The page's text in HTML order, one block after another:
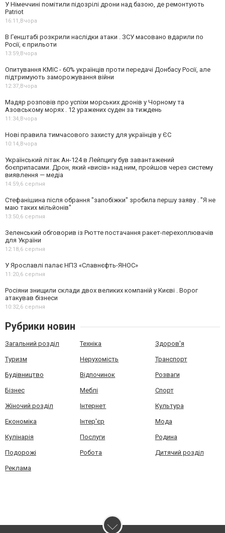
У Німеччині помітили підозрілі дрони над базою, де ремонтують
Patriot
16:11,Вчора
В Генштабі розкрили наслідки атаки . ЗСУ масовано вдарили по
Росії, є прильоти
13:59,Вчора
Опитування КМІС - 60% українців проти передачі Донбасу Росії, але
підтримують заморожування війни
12:37,Вчора
Мадяр розповів про успіхи морських дронів у Чорному та
Азовському морях . 12 уражених суден за тиждень
11:34,Вчора
Нові правила тимчасового захисту для українців у ЄС
10:14,Вчора
Український літак Ан-124 в Лейпцигу був завантажений
боєприпасами. Дрон, який «висів» над ним, пройшов через систему
виявлення — медіа
14:59,6 серпня
Стефанішина після обрання "запобіжки" зробила першу заяву . "Я не
маю таких мільйонів"
13:50,6 серпня
Зеленський обговорив із Рютте постачання ракет-перехоплювачів
для України
12:18,6 серпня
У Ярославлі палає НПЗ «Славнєфть-ЯНОС»
11:20,6 серпня
Росіяни знищили склади двох великих компаній у Києві . Ворог
атакував бізнеси
10:32,6 серпня
Рубрики новин
Загальний розділ Техніка Здоров'я
Туризм Нерухомість Транспорт
Будівництво Відпочинок Розваги
Бізнес Меблі Спорт
Жіночий розділ Інтернет Культура
Економіка Інтер'єр Мода
Кулінарія Послуги Родина
Подорожі Робота Дитячий розділ
Реклама